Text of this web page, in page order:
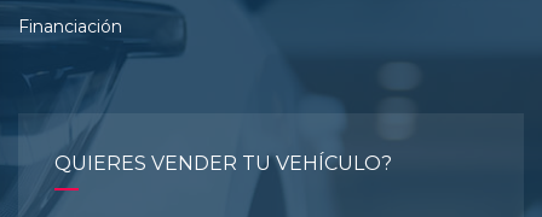
Financiación
QUIERES VENDER TU VEHÍCULO?